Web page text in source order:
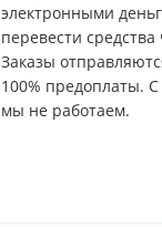
электронными
перевести
Заказы
100% предоплаты.
мы не работаем.